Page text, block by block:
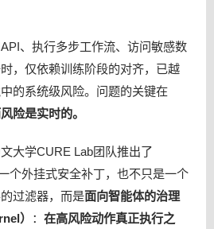
、执行多步工作流、访问敏感数
，仅依赖训练阶段的对齐，已越
的系统级风险。问题的关键在
险是实时的。
大学CURE Lab团队推出了
个外挂式安全补丁，也不只是一个
过滤器，而是面向智能体的治理
）
： 在高风险动作真正执行之